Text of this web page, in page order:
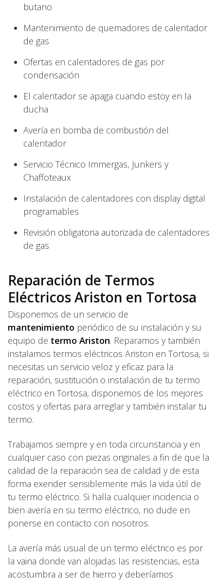
butano
Mantenimiento de quemadores de calentador
de gas
Ofertas en calentadores de gas por
condensación
El calentador se apaga cuando estoy en la
ducha
Avería en bomba de combustión del
calentador
Servicio Técnico Immergas, Junkers y
Chaffoteaux
Instalación de calentadores con display digital
programables
Revisión obligatoria autorizada de calentadores
de gas
Reparación de Termos
Eléctricos Ariston en Tortosa
Disponemos de un servicio de
mantenimiento periódico de su instalación y su
equipo de termo Ariston. Reparamos y también
instalamos termos eléctricos Ariston en Tortosa, si
necesitas un servicio veloz y eficaz para la
reparación, sustitución o instalación de tu termo
eléctrico en Tortosa, disponemos de los mejores
costos y ofertas para arreglar y también instalar tu
termo.
Trabajamos siempre y en toda circunstancia y en
cualquier caso con piezas originales a fin de que la
calidad de la reparación sea de calidad y de esta
forma exender sensiblemente más la vida útil de
tu termo eléctrico. Si halla cualquier incidencia o
bien avería en su termo eléctrico, no dude en
ponerse en contacto con nosotros.
La avería más usual de un termo eléctrico es por
la vaina donde van alojadas las resistencias, esta
acostumbra a ser de hierro y deberíamos